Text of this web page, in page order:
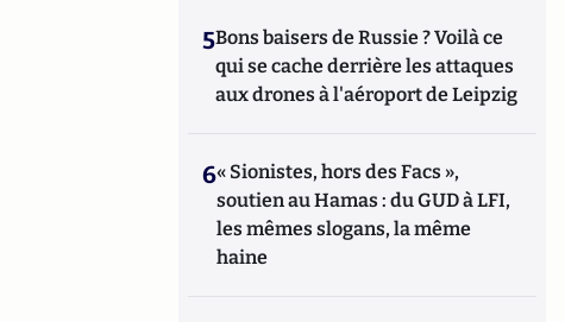
5Bons baisers de Russie ? Voilà ce
qui se cache derrière les attaques
aux drones à l'aéroport de Leipzig
6« Sionistes, hors des Facs »,
soutien au Hamas : du GUD à LFI,
les mêmes slogans, la même
haine